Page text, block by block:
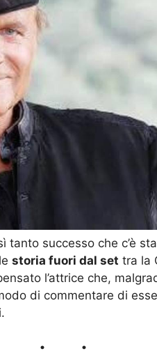
tanto successo che c’è
storia fuori dal set tra la
l’attrice che,
di commentare di